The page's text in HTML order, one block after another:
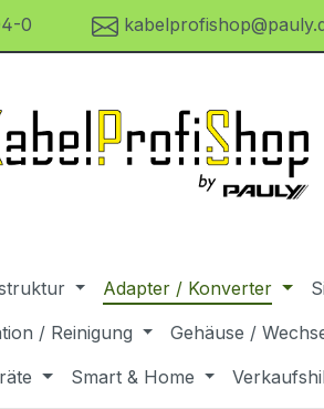
0
Adapter / Konverter
/ Reinigung Gehäuse /
Smart & Home